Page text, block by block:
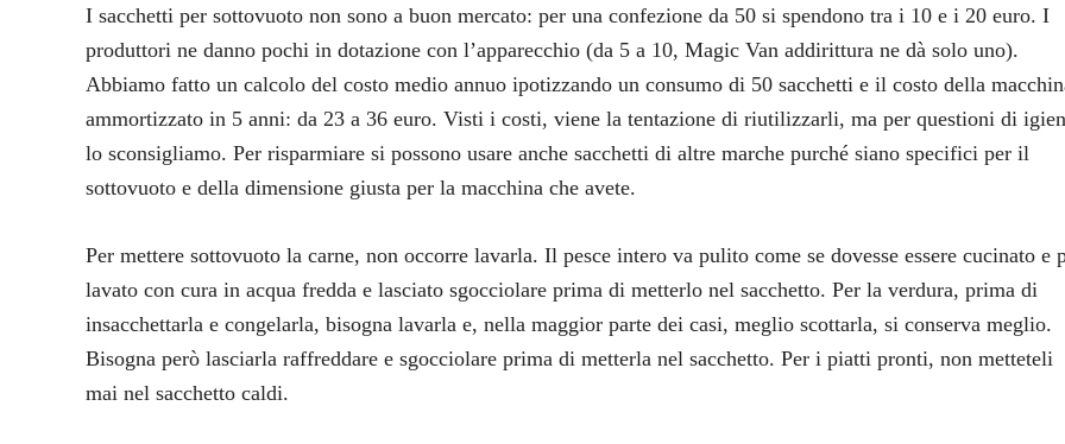
I sacchetti per sottovuoto non sono a buon mercato: per una confezione da 50 si spendono tra i 10 e i 20 euro. I
produttori ne danno pochi in dotazione con l’apparecchio (da 5 a 10, Magic Van addirittura ne dà solo uno).
Abbiamo fatto un calcolo del costo medio annuo ipotizzando un consumo di 50 sacchetti e il costo della
ammortizzato in 5 anni: da 23 a 36 euro. Visti i costi, viene la tentazione di riutilizzarli, ma per questioni di
lo sconsigliamo. Per risparmiare si possono usare anche sacchetti di altre marche purché siano specifici per il
sottovuoto e della dimensione giusta per la macchina che avete.
Per mettere sottovuoto la carne, non occorre lavarla. Il pesce intero va pulito come se dovesse essere cucinato e
lavato con cura in acqua fredda e lasciato sgocciolare prima di metterlo nel sacchetto. Per la verdura, prima di
insacchettarla e congelarla, bisogna lavarla e, nella maggior parte dei casi, meglio scottarla, si conserva meglio.
Bisogna però lasciarla raffreddare e sgocciolare prima di metterla nel sacchetto. Per i piatti pronti, non metteteli
mai nel sacchetto caldi.